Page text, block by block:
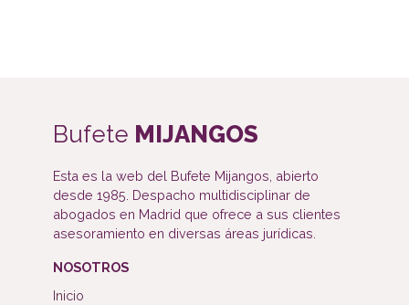
Bufete MIJANGOS
Esta es la web del Bufete Mijangos, abierto
desde 1985. Despacho multidisciplinar de
abogados en Madrid que ofrece a sus clientes
asesoramiento en diversas áreas jurídicas.
NOSOTROS
Inicio